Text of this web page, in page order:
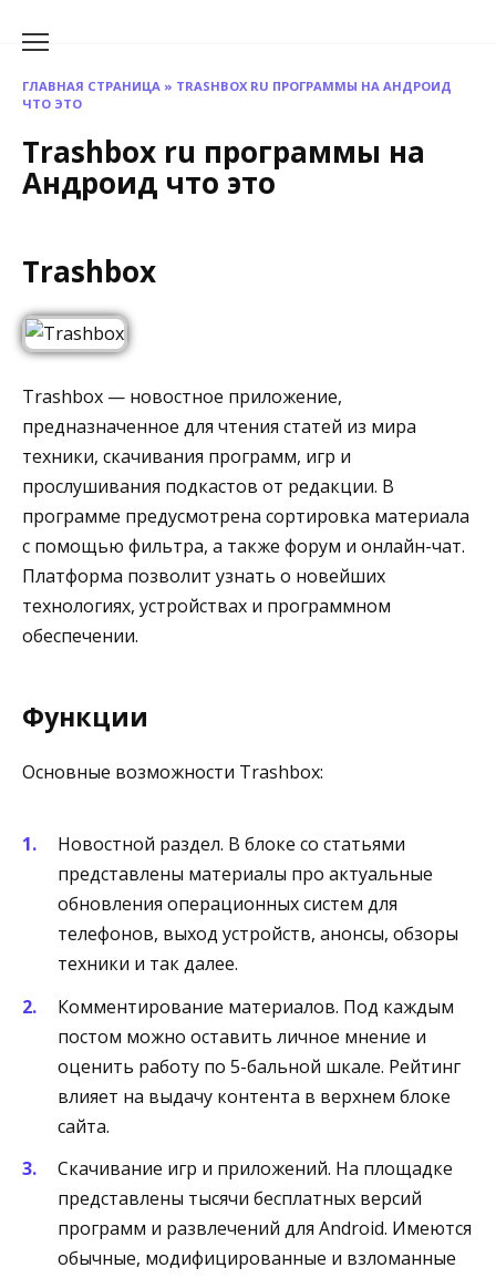
ГЛАВНАЯ СТРАНИЦА » TRASHBOX RU ПРОГРАММЫ НА АНДРОИД
ЧТО ЭТО
Trashbox ru программы на
Андроид что это
Trashbox
Trashbox — новостное приложение,
предназначенное для чтения статей из мира
техники, скачивания программ, игр и
прослушивания подкастов от редакции. В
программе предусмотрена сортировка материала
с помощью фильтра, а также форум и онлайн-чат.
Платформа позволит узнать о новейших
технологиях, устройствах и программном
обеспечении.
Функции
Основные возможности Trashbox:
Новостной раздел. В блоке со статьями
представлены материалы про актуальные
обновления операционных систем для
телефонов, выход устройств, анонсы, обзоры
техники и так далее.
Комментирование материалов. Под каждым
постом можно оставить личное мнение и
оценить работу по 5-бальной шкале. Рейтинг
влияет на выдачу контента в верхнем блоке
сайта.
Скачивание игр и приложений. На площадке
представлены тысячи бесплатных версий
программ и развлечений для Android. Имеются
обычные, модифицированные и взломанные